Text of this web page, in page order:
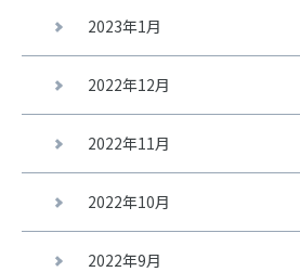
2023年1月
2022年12月
2022年11月
2022年10月
2022年9月